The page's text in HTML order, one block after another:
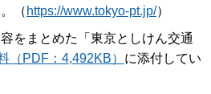
（ https://www.tokyo-pt.jp/）
をまとめた「東京としけん交通
（PDF：4,492KB） に添付してい